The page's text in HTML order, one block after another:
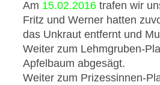
Am 15.02.2016 trafen wir
Fritz und Werner hatten
das Unkraut entfernt und
Weiter zum Lehmgruben-
Apfelbaum abgesägt.
Weiter zum Prizessinnen-